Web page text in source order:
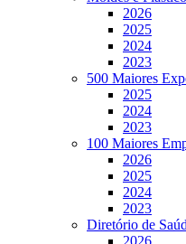
2026
2025
2024
2023
500 Maiores
2025
2024
2023
100 Maiores
2026
2025
2024
2023
Diretório de
2026